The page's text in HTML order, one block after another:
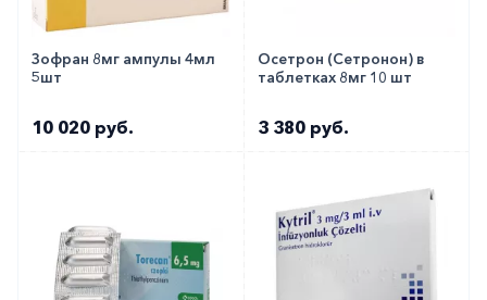
Зофран 8мг ампулы 4мл
5шт
10 020 руб.
Осетрон (Сетронон) в
таблетках 8мг 10 шт
3 380 руб.